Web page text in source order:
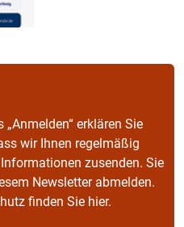
erklären Sie
wir Ihnen regelmäßig
zusenden. Sie
Newsletter abmelden.
finden Sie hier.